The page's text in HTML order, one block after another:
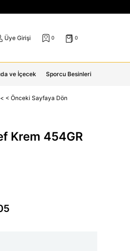
Üye Girişi 0 0
ve İçecek Sporcu Besinleri
< < Önceki Sayfaya Dön
Krem 454GR